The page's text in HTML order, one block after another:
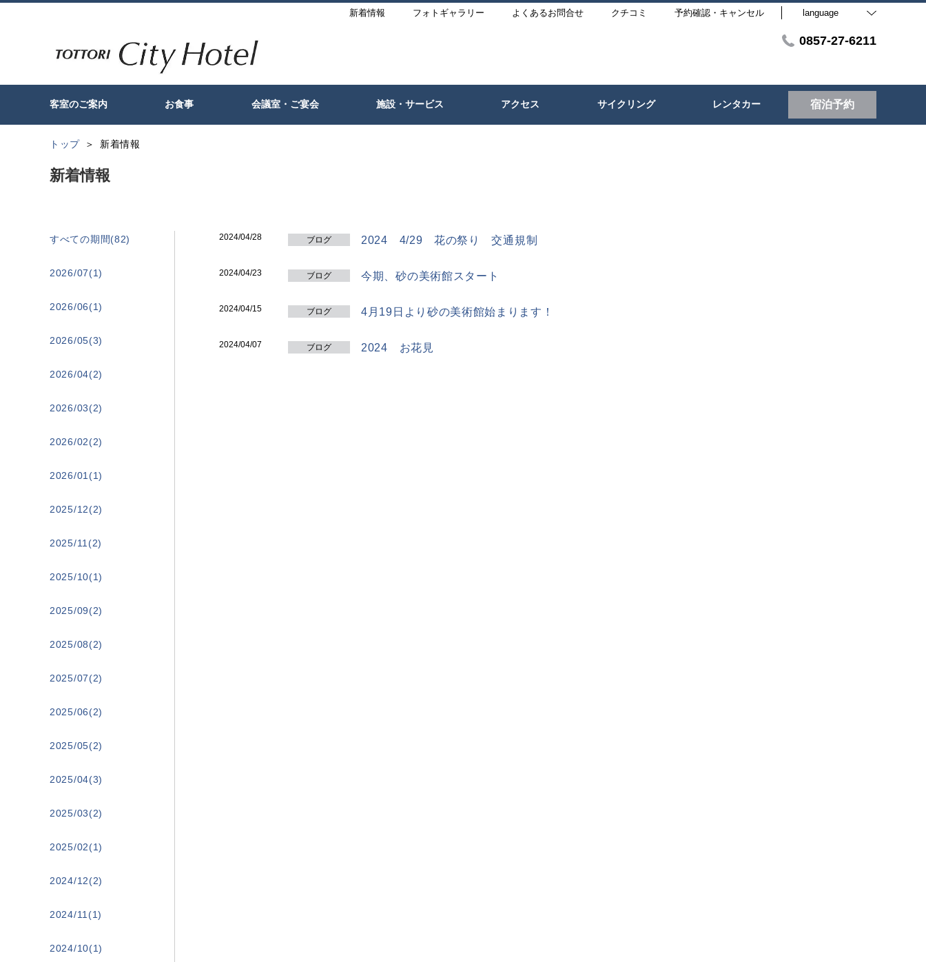
新着情報 フォトギャラリー よくあるお問合せ クチコミ 予約確認・キャンセル language
0857-27-6211
客室のご案内 お食事 会議室・ご宴会 施設・サービス アクセス サイクリング レンタカー 宿泊予約
トップ 新着情報
新着情報
すべての期間(82)
2026/07(1)
2026/06(1)
2026/05(3)
2026/04(2)
2026/03(2)
2026/02(2)
2026/01(1)
2025/12(2)
2025/11(2)
2025/10(1)
2025/09(2)
2025/08(2)
2025/07(2)
2025/06(2)
2025/05(2)
2025/04(3)
2025/03(2)
2025/02(1)
2024/12(2)
2024/11(1)
2024/10(1)
2024/04/28 ブログ 2024 4/29 花の祭り 交通規制
2024/04/23 ブログ 今期、砂の美術館スタート
2024/04/15 ブログ 4月19日より砂の美術館始まります！
2024/04/07 ブログ 2024 お花見